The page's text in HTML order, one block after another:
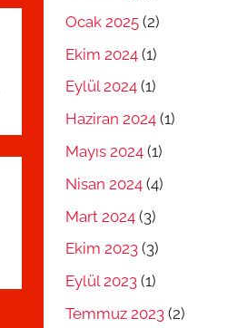
Ocak 2025 (2)
Ekim 2024 (1)
Eylül 2024 (1)
Haziran 2024 (1)
Mayıs 2024 (1)
Nisan 2024 (4)
Mart 2024 (3)
Ekim 2023 (3)
Eylül 2023 (1)
Temmuz 2023 (2)